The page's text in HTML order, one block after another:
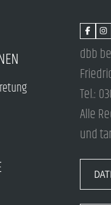
dbb
Tel.:
Alle
und